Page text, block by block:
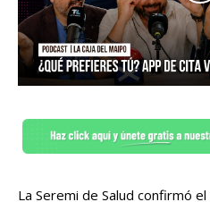
La Seremi de Salud confirmó el